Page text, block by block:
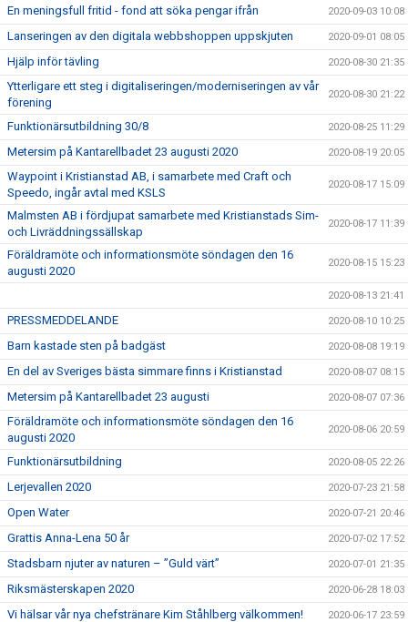
En meningsfull fritid - fond att söka pengar ifrån 2020-09-03 10:08
Lanseringen av den digitala webbshoppen uppskjuten 2020-09-01 08:05
Hjälp inför tävling 2020-08-30 21:35
Ytterligare ett steg i digitaliseringen/moderniseringen av vår
förening
2020-08-30 21:22
Funktionärsutbildning 30/8 2020-08-25 11:29
Metersim på Kantarellbadet 23 augusti 2020 2020-08-19 20:05
Waypoint i Kristianstad AB, i samarbete med Craft och
Speedo, ingår avtal med KSLS
2020-08-17 15:09
Malmsten AB i fördjupat samarbete med Kristianstads Sim-
och Livräddningssällskap
2020-08-17 11:39
Föräldramöte och informationsmöte söndagen den 16
augusti 2020
2020-08-15 15:23
2020-08-13 21:41
PRESSMEDDELANDE 2020-08-10 10:25
Barn kastade sten på badgäst 2020-08-08 19:19
En del av Sveriges bästa simmare finns i Kristianstad 2020-08-07 08:15
Metersim på Kantarellbadet 23 augusti 2020-08-07 07:36
Föräldramöte och informationsmöte söndagen den 16
augusti 2020
2020-08-06 20:59
Funktionärsutbildning 2020-08-05 22:26
Lerjevallen 2020 2020-07-23 21:58
Open Water 2020-07-21 20:46
Grattis Anna-Lena 50 år 2020-07-02 17:52
Stadsbarn njuter av naturen – ”Guld värt” 2020-07-01 21:35
Riksmästerskapen 2020 2020-06-28 18:03
Vi hälsar vår nya chefstränare Kim Ståhlberg välkommen! 2020-06-17 23:59